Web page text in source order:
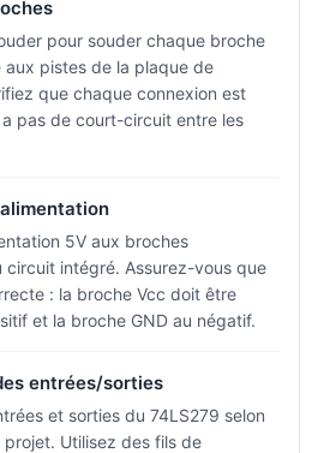
pour souder chaque broche
pistes de la plaque de
que chaque connexion est
pas de court-circuit entre les
5V aux broches
circuit intégré. Assurez-vous que
: la broche Vcc doit être
et la broche GND au négatif.
entrées/sorties
et sorties du 74LS279 selon
Utilisez des fils de